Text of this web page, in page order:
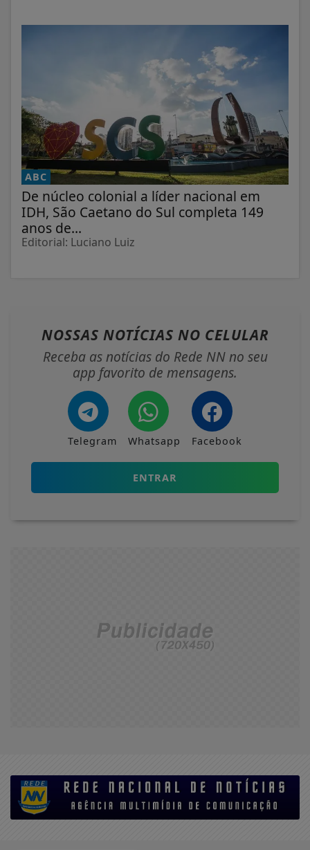
ABC
De núcleo colonial a líder nacional em
IDH, São Caetano do Sul completa 149
anos de...
Editorial: Luciano Luiz
NOSSAS NOTÍCIAS NO CELULAR
Receba as notícias do Rede NN no seu
app favorito de mensagens.
Telegram Whatsapp Facebook
ENTRAR